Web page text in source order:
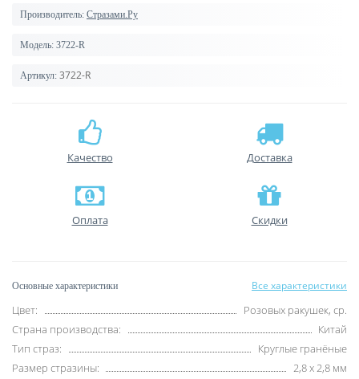
Производитель: Стразами.Ру
Модель: 3722-R
Артикул: 3722-R
Качество Доставка
Оплата Скидки
Основные характеристики Все характеристики
Цвет:
Розовых ракушек, ср.
Страна производства:
Китай
Тип страз:
Круглые гранёные
Размер стразины:
2,8 х 2,8 мм